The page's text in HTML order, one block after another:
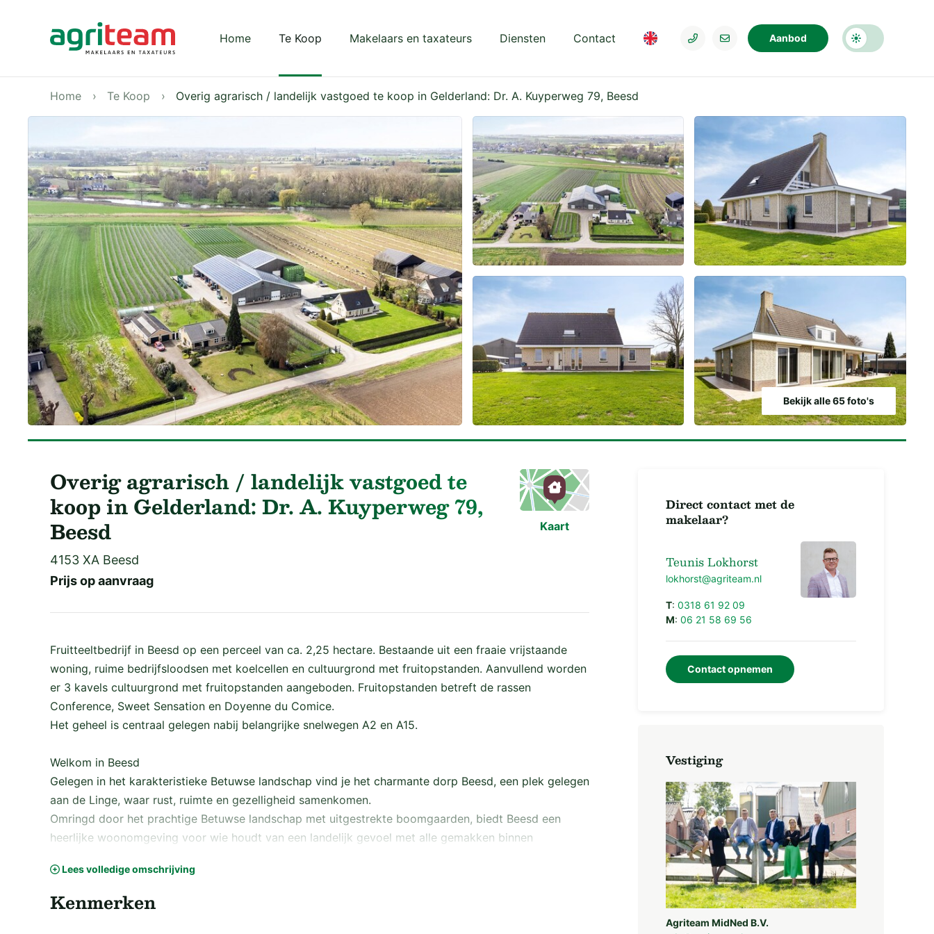
Home Te Koop Makelaars en taxateurs Diensten Contact Aanbod
Darkmode: Off
Home Te Koop Overig agrarisch / landelijk vastgoed te koop in Gelderland: Dr. A. Kuyperweg 79, Beesd
Bekijk alle 65 foto's
Kaart
Overig agrarisch / landelijk vastgoed te
koop in Gelderland: Dr. A. Kuyperweg 79,
Beesd
4153 XA Beesd
Prijs op aanvraag
Fruitteeltbedrijf in Beesd op een perceel van ca. 2,25 hectare. Bestaande uit een fraaie vrijstaande
woning, ruime bedrijfsloodsen met koelcellen en cultuurgrond met fruitopstanden. Aanvullend worden
er 3 kavels cultuurgrond met fruitopstanden aangeboden. Fruitopstanden betreft de rassen
Conference, Sweet Sensation en Doyenne du Comice.
Het geheel is centraal gelegen nabij belangrijke snelwegen A2 en A15.
Welkom in Beesd
Gelegen in het karakteristieke Betuwse landschap vind je het charmante dorp Beesd, een plek gelegen
aan de Linge, waar rust, ruimte en gezelligheid samenkomen.
Omringd door het prachtige Betuwse landschap met uitgestrekte boomgaarden, biedt Beesd een
heerlijke woonomgeving voor wie houdt van een landelijk gevoel met alle gemakken binnen
Het dorp beschikt over diverse voorzieningen, waaronder winkels, scholen en sportfaciliteiten, en
heeft een levendig dorpshart met een warme, gemoedelijke sfeer. Dankzij de gunstige ligging nabij
uitvalswegen en een eigen treinstation zijn steden als Utrecht en Den Bosch uitstekend bereikbaar.
Lees volledige omschrijving
Kenmerken
Direct contact met de
makelaar?
Teunis Lokhorst
lokhorst@agriteam.nl
T:0318 61 92 09
M:06 21 58 69 56
Contact opnemen
Vestiging
Agriteam MidNed B.V.